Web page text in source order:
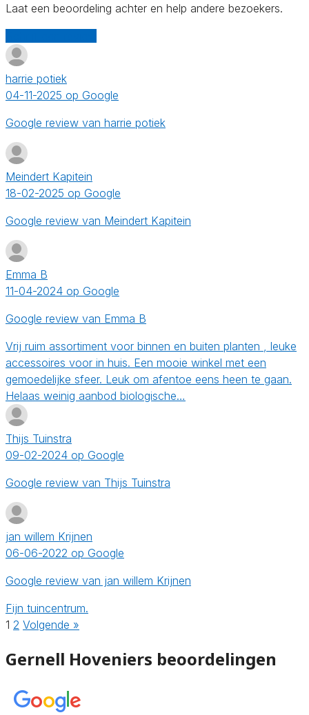
Laat een beoordeling achter en help andere bezoekers.
harrie potiek
04-11-2025 op Google
Google review van harrie potiek
Meindert Kapitein
18-02-2025 op Google
Google review van Meindert Kapitein
Emma B
11-04-2024 op Google
Google review van Emma B
Vrij ruim assortiment voor binnen en buiten planten , leuke
accessoires voor in huis. Een mooie winkel met een
gemoedelijke sfeer. Leuk om afentoe eens heen te gaan.
Helaas weinig aanbod biologische…
Thijs Tuinstra
09-02-2024 op Google
Google review van Thijs Tuinstra
jan willem Krijnen
06-06-2022 op Google
Google review van jan willem Krijnen
Fijn tuincentrum.
1 2 Volgende »
Gernell Hoveniers beoordelingen